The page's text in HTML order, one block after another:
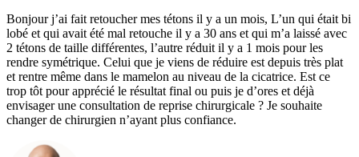
Bonjour j’ai fait retoucher mes tétons il y a un mois, L’un qui était bi
lobé et qui avait été mal retouche il y a 30 ans et qui m’a laissé avec
2 tétons de taille différentes, l’autre réduit il y a 1 mois pour les
rendre symétrique. Celui que je viens de réduire est depuis très plat
et rentre même dans le mamelon au niveau de la cicatrice. Est ce
trop tôt pour apprécié le résultat final ou puis je d’ores et déjà
envisager une consultation de reprise chirurgicale ? Je souhaite
changer de chirurgien n’ayant plus confiance.